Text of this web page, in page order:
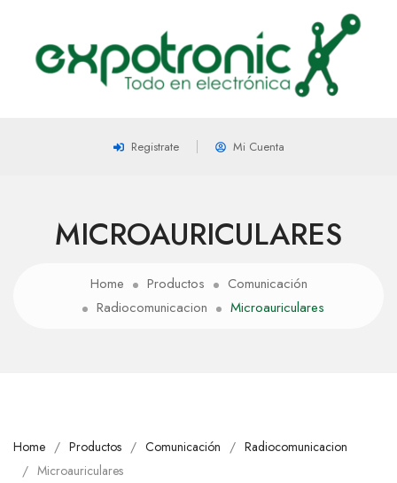
Registrate Mi Cuenta
MICROAURICULARES
Home Productos
Comunicación
Radiocomunicacion
Microauriculares
Home Productos Comunicación
Radiocomunicacion
Microauriculares